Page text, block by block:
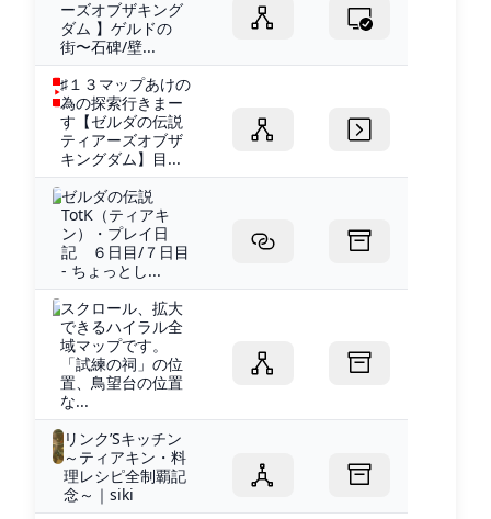
ーズオブザキング
ダム 】ゲルドの
街〜石碑/壁...
♯１３マップあけの
為の探索行きまー
す【ゼルダの伝説
ティアーズオブザ
キングダム】目...
ゼルダの伝説
TotK（ティアキ
ン）・プレイ日
記 ６日目/７日目
- ちょっとし...
スクロール、拡大
できるハイラル全
域マップです。
「試練の祠」の位
置、鳥望台の位置
な...
リンク’Sキッチン
～ティアキン・料
理レシピ全制覇記
念～｜siki